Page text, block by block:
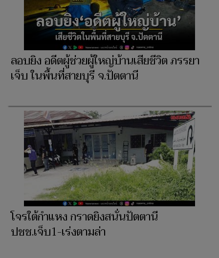
ลอบยิง อดีตผู้ช่วยผู้ใหญ่บ้านเสียชีวิต ภรรยา
เจ็บ ในพื้นที่สายบุรี จ.ปัตตานี
โจรใต้กำแหง กราดยิงสนั่นปัตตานี
ปชช.เจ็บ1-เร่งตามล่า